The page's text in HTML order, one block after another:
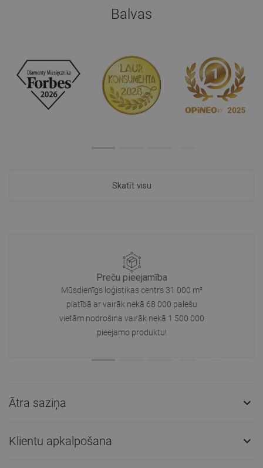
Balvas
Skatīt visu
Preču pieejamība
Mūsdienīgs loģistikas centrs 31 000 m²
platībā ar vairāk nekā 68 000 palešu
vietām nodrošina vairāk nekā 1 500 000
pieejamo produktu!
Ātra saziņa 
Klientu apkalpošana 